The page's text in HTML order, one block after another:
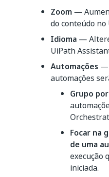
Zoom —
do conteúdo
Idioma —
UiPath
Automações —
automações
Grupo
Focar na
de uma
execução
iniciada.